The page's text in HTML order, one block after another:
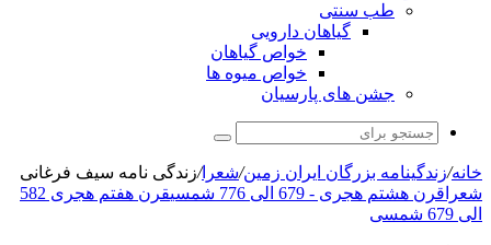
طب سنتی
گیاهان دارویی
خواص گیاهان
خواص میوه ها
جشن های پارسیان
جستجو
برای
خانه/زندگینامه بزرگان ایران زمین/شعرا/زندگی نامه سیف فرغانی
شعرا قرن هشتم هجری - 679 الی 776 شمسی
قرن هفتم هجری 582
الی 679 شمسی